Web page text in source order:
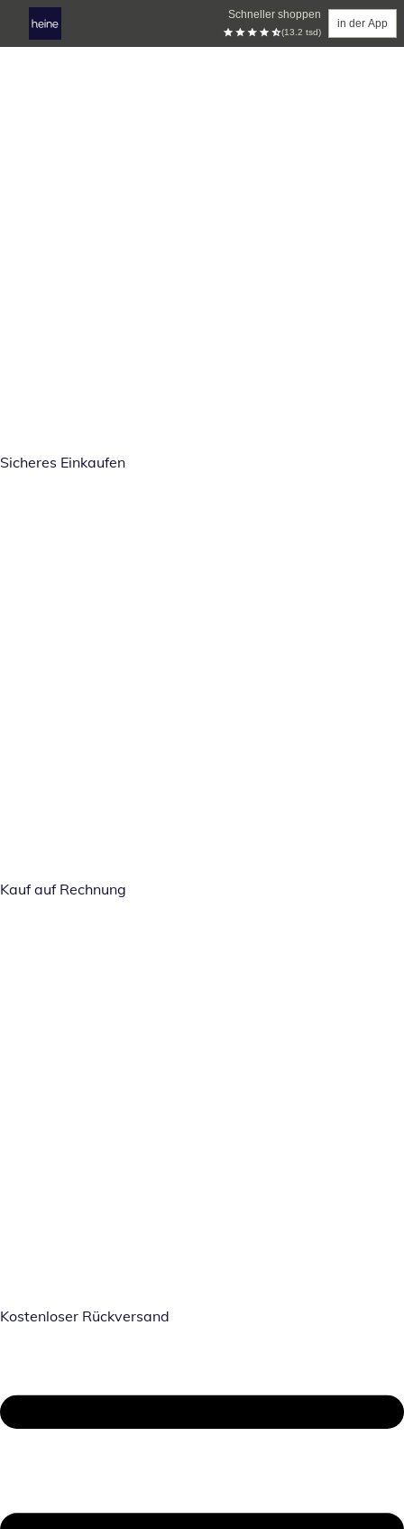
Schneller shoppen
(13.2 tsd)
in der App
Sicheres Einkaufen
Kauf auf Rechnung
Kostenloser Rückversand